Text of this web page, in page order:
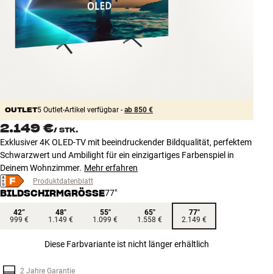
Zubehör
INSPIRATION
ANGEBOTE
Store Finden
Kundendienst
Anmelden
Bauen mit Klang
OUTLET5 Outlet-Artikel verfügbar - ab 850 €
2.149 €/ STK.
Exklusiver 4K OLED-TV mit beeindruckender Bildqualität, perfektem
Schwarzwert und Ambilight für ein einzigartiges Farbenspiel in
Deinem Wohnzimmer. Mehr erfahren
Produktdatenblatt
BILDSCHIRMGRÖSSE 77"
42”
999 €
48"
1.149 €
55"
1.099 €
65"
1.558 €
77"
2.149 €
Diese Farbvariante ist nicht länger erhältlich
2 Jahre Garantie